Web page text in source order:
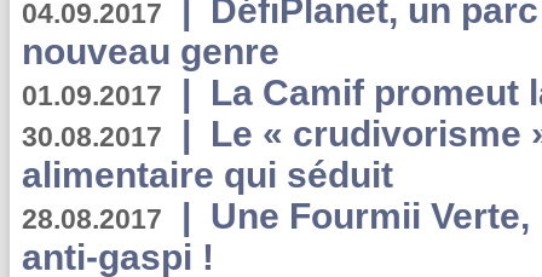
04.09.2017 | DéfiPlanet, un
nouveau genre
01.09.2017 | La Camif promeut
30.08.2017 | Le « crudivorisme
alimentaire qui séduit
28.08.2017 | Une Fourmii
anti-gaspi !